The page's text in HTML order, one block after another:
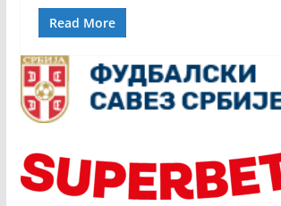
c
e
b
o
o
k
i
t
t
a
i
l
Read More